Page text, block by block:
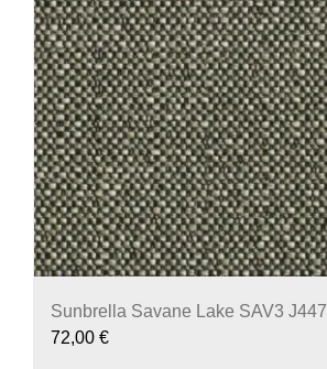
Sunbrella Savane Lake SAV3 J447
72,00 €